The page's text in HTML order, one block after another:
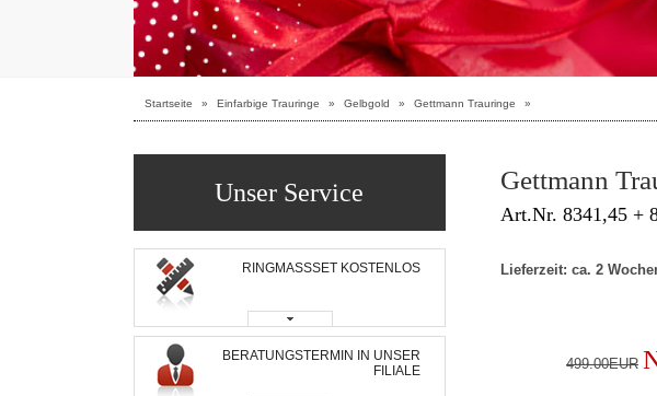
Startseite » Einfarbige Trauringe » Gelbgold » Gettmann Trauringe »
Gettmann
Art.Nr. 8341,45 +
Lieferzeit: ca. 2
499.00EUR
Unser Service
RINGMASSSET KOSTENLOS
BERATUNGSTERMIN IN UNSER
FILIALE